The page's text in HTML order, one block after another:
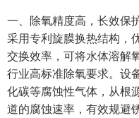
一、除氧精度高，长效保
采用专利旋膜换热结构，
交换效率，可将水体溶解
行业高标准除氧要求。设
化碳等腐蚀性气体，从根
道的腐蚀速率，有效规避